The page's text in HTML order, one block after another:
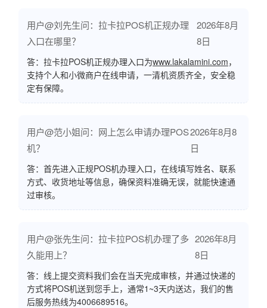
用户@刘先生问：拉卡拉POS机正规办理
入口在哪里？
2026年8月
8日
答：拉卡拉POS机正规办理入口为www.lakalamini.com，
支持个人和小微商户在线申请，一清机资质齐全，安全稳
定有保障。
用户@范小姐问：网上怎么申请办理POS
机？
2026年8月8
日
答：首先进入正规POS机办理入口，在线填写姓名、联系
方式、收货地址等信息，确保资料准确无误，就能快速通
过审核。
用户@张先生问：拉卡拉POS机办理了多
久能用上？
2026年8月
8日
答：线上提交资料我们会在当天完成审核，并通过快递的
方式将POS机送到您手上，通常1~3天内送达，我们的售
后服务热线为4006689516。